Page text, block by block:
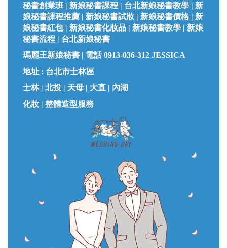
秘書創業班 | 新娘秘書課程 | 台北新娘秘書教學 | 新
娘秘書課程推薦 | 新娘秘書試妝 | 新娘秘書價格 | 新
娘秘書紅包 | 新娘秘書化妝品 | 新娘秘書教學 | 新娘
秘書流程 | 台北新娘秘書
瑪麗王新娘秘書 | 電話 0913-036-312 JESSICA
地址 : 台北市士林區
士林 | 北投 | 天母 | 大直 | 內湖
化妝 | 整體造型服務